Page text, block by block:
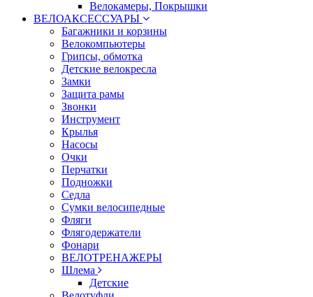
Велокамеры, Покрышки
ВЕЛОАКСЕССУАРЫ
Багажники и корзины
Велокомпьютеры
Грипсы, обмотка
Детские велокресла
Замки
Защита рамы
Звонки
Инструмент
Крылья
Насосы
Очки
Перчатки
Подножки
Седла
Сумки велосипедные
Фляги
Флягодержатели
Фонари
ВЕЛОТРЕНАЖЕРЫ
Шлема
Детские